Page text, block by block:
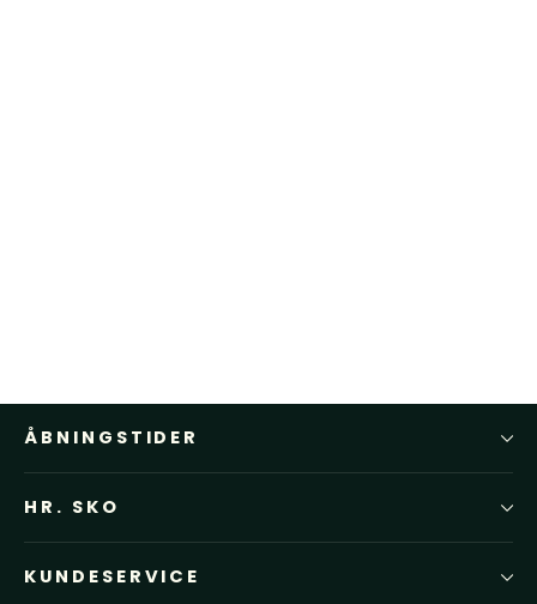
ÅBNINGSTIDER
HR. SKO
KUNDESERVICE